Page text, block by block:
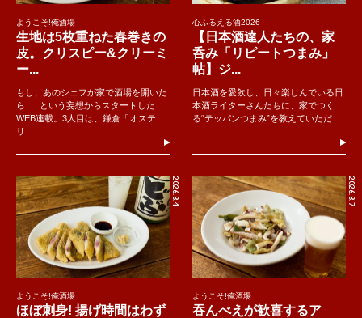
ようこそ!俺酒場
生地は5枚重ねた春巻きの
皮。クリスピー&クリーミ
ー...
もし、あのシェフが家で酒場を開いた
ら......という妄想からスタートした
WEB連載。3人目は、鎌倉「オステ
リ...
心ふるえる酒2026
【日本酒達人たちの、家
呑み「リピートつまみ」
帖】ジ...
日本酒を愛飲し、日々楽しんでいる日
本酒ライターさんたちに、家でつく
る“テッパンつまみ”を教えていただ...
2026.8.4
ようこそ!俺酒場
ほぼ刺身! 揚げ時間はわず
2026.8.7
ようこそ!俺酒場
吞んべえが歓喜するア